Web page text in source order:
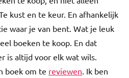
kust en te keur. En afhankelijk
waar je van bent. Wat je leuk
boeken te koop. En dat
is altijd voor elk wat wils.
boek om te reviewen. Ik ben